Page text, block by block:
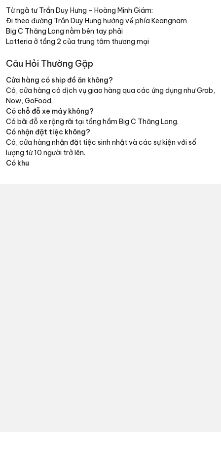
Từ ngã tư Trần Duy Hưng - Hoàng Minh Giám:
Đi theo đường Trần Duy Hưng hướng về phía Keangnam
Big C Thăng Long nằm bên tay phải
Lotteria ở tầng 2 của trung tâm thương mại
Câu Hỏi Thường Gặp
Cửa hàng có ship đồ ăn không?
Có, cửa hàng có dịch vụ giao hàng qua các ứng dụng như Grab,
Now, GoFood.
Có chỗ đỗ xe máy không?
Có bãi đỗ xe rộng rãi tại tầng hầm Big C Thăng Long.
Có nhận đặt tiệc không?
Có, cửa hàng nhận đặt tiệc sinh nhật và các sự kiện với số
lượng từ 10 người trở lên.
Có khu